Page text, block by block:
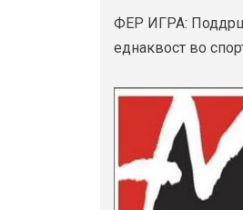
ФЕР ИГРА:
еднаквост во